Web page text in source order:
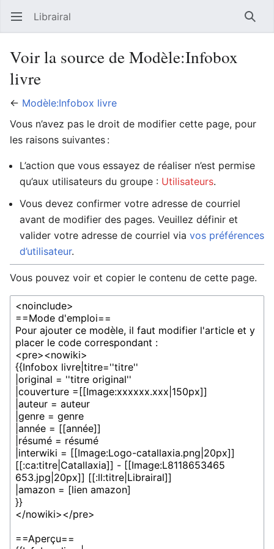
Ouvrir le menu principal Librairal
Voir la source de Modèle:Infobox
livre
← Modèle:Infobox livre
Vous n’avez pas le droit de modifier cette page, pour
les raisons suivantes :
L’action que vous essayez de réaliser n’est permise
qu’aux utilisateurs du groupe : Utilisateurs.
Vous devez confirmer votre adresse de courriel
avant de modifier des pages. Veuillez définir et
valider votre adresse de courriel via vos préférences
d’utilisateur.
Vous pouvez voir et copier le contenu de cette page.